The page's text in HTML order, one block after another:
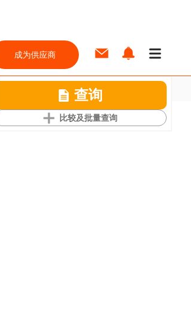
成为供应商
查询
比较及批量查询